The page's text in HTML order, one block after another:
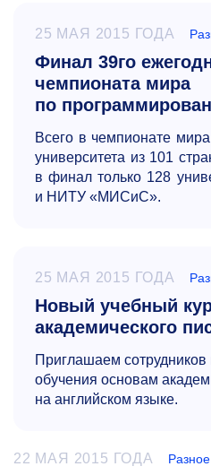
25 МАЯ 2015 ГОДА
Финал 39го
чемпионата мира
по
Всего в чемпионате
университета из 101
в финал только 128
и НИТУ «МИСиС».
25 МАЯ 2015 ГОДА
Новый учебный
академического
Приглашаем сотрудников
обучения основам
на английском языке.
22 МАЯ 2015 ГОДА Разное